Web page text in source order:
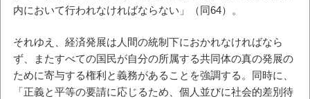
内において行われなければならない」（同64）。
それゆえ、経済発展は人間の統制下におかれなければなら
ず、またすべての国民が自分の所属する共同体の真の発展の
ために寄与する権利と義務があることを強調する。同時に、
「正義と平等の要請に応じるため、個人並びに社会的差別待